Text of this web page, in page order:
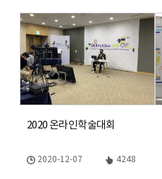
2020 온라인학술대회
2020-12-07 4248